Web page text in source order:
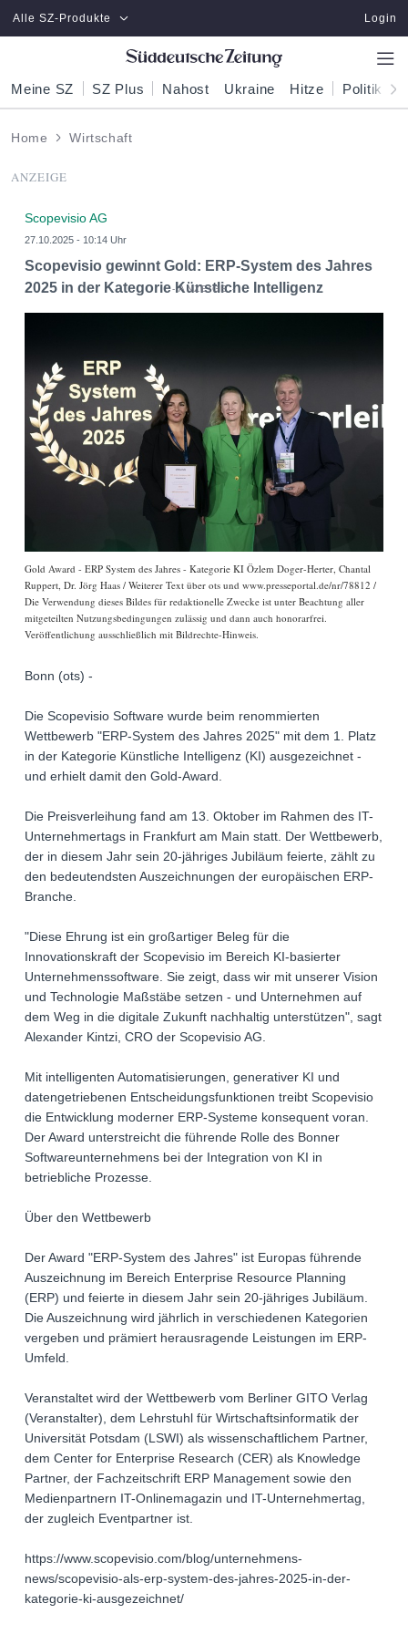
Zum Hauptinhalt springen
Alle SZ-Produkte Login
Meine SZ SZ Plus Nahost Ukraine Hitze Politik
Home Wirtschaft
ANZEIGE
Scopevisio AG
27.10.2025 - 10:14 Uhr
Scopevisio gewinnt Gold: ERP-System des Jahres
2025 in der Kategorie Künstliche Intelligenz
Gold Award - ERP System des Jahres - Kategorie KI Özlem Doger-Herter, Chantal
Ruppert, Dr. Jörg Haas / Weiterer Text über ots und www.presseportal.de/nr/78812 /
Die Verwendung dieses Bildes für redaktionelle Zwecke ist unter Beachtung aller
mitgeteilten Nutzungsbedingungen zulässig und dann auch honorarfrei.
Veröffentlichung ausschließlich mit Bildrechte-Hinweis.
Bonn (ots) -
Die Scopevisio Software wurde beim renommierten
Wettbewerb "ERP-System des Jahres 2025" mit dem 1. Platz
in der Kategorie Künstliche Intelligenz (KI) ausgezeichnet -
und erhielt damit den Gold-Award.
Die Preisverleihung fand am 13. Oktober im Rahmen des IT-
Unternehmertags in Frankfurt am Main statt. Der Wettbewerb,
der in diesem Jahr sein 20-jähriges Jubiläum feierte, zählt zu
den bedeutendsten Auszeichnungen der europäischen ERP-
Branche.
"Diese Ehrung ist ein großartiger Beleg für die
Innovationskraft der Scopevisio im Bereich KI-basierter
Unternehmenssoftware. Sie zeigt, dass wir mit unserer Vision
und Technologie Maßstäbe setzen - und Unternehmen auf
dem Weg in die digitale Zukunft nachhaltig unterstützen", sagt
Alexander Kintzi, CRO der Scopevisio AG.
Mit intelligenten Automatisierungen, generativer KI und
datengetriebenen Entscheidungsfunktionen treibt Scopevisio
die Entwicklung moderner ERP-Systeme konsequent voran.
Der Award unterstreicht die führende Rolle des Bonner
Softwareunternehmens bei der Integration von KI in
betriebliche Prozesse.
Über den Wettbewerb
Der Award "ERP-System des Jahres" ist Europas führende
Auszeichnung im Bereich Enterprise Resource Planning
(ERP) und feierte in diesem Jahr sein 20-jähriges Jubiläum.
Die Auszeichnung wird jährlich in verschiedenen Kategorien
vergeben und prämiert herausragende Leistungen im ERP-
Umfeld.
Veranstaltet wird der Wettbewerb vom Berliner GITO Verlag
(Veranstalter), dem Lehrstuhl für Wirtschaftsinformatik der
Universität Potsdam (LSWI) als wissenschaftlichem Partner,
dem Center for Enterprise Research (CER) als Knowledge
Partner, der Fachzeitschrift ERP Management sowie den
Medienpartnern IT-Onlinemagazin und IT-Unternehmertag,
der zugleich Eventpartner ist.
https://www.scopevisio.com/blog/unternehmens-
news/scopevisio-als-erp-system-des-jahres-2025-in-der-
kategorie-ki-ausgezeichnet/